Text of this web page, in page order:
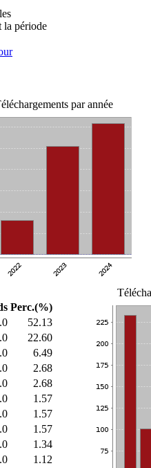
la période
par année
Perc.(%)
52.13
22.60
6.49
2.68
2.68
1.57
1.57
1.57
1.34
1.12